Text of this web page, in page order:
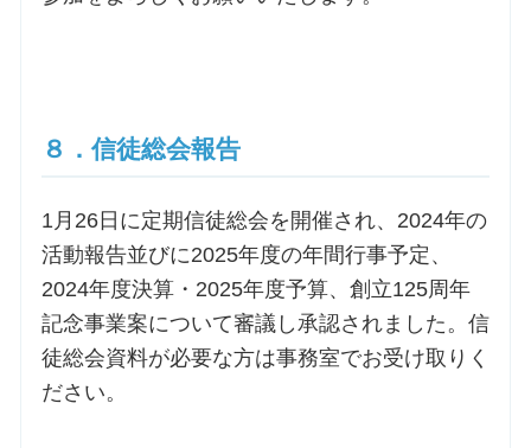
８．信徒総会報告
1月26日に定期信徒総会を開催され、2024年の
活動報告並びに2025年度の年間行事予定、
2024年度決算・2025年度予算、創立125周年
記念事業案について審議し承認されました。信
徒総会資料が必要な方は事務室でお受け取りく
ださい。